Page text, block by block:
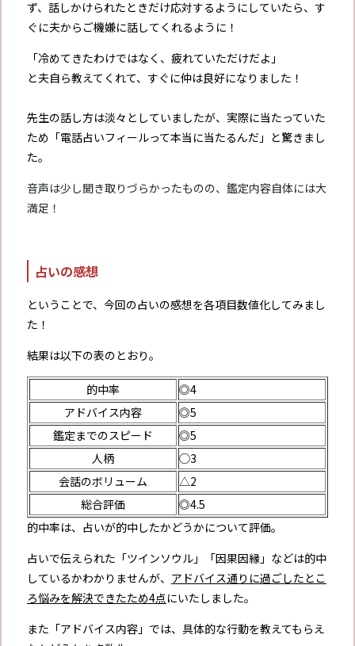
ず、話しかけられたときだけ応対するようにしていたら、す
ぐに夫からご機嫌に話してくれるように！
「冷めてきたわけではなく、疲れていただけだよ」
と夫自ら教えてくれて、すぐに仲は良好になりました！
先生の話し方は淡々としていましたが、実際に当たっていた
ため「電話占いフィールって本当に当たるんだ」と驚きまし
た。
音声は少し聞き取りづらかったものの、鑑定内容自体には大
満足！
占いの感想
ということで、今回の占いの感想を各項目数値化してみまし
た！
結果は以下の表のとおり。
的中率
◎4
アドバイス内容
◎5
鑑定までのスピード
◎5
人柄
◯3
会話のボリューム
△2
総合評価
◎4.5
的中率は、占いが的中したかどうかについて評価。
占いで伝えられた「ツインソウル」「因果因縁」などは的中
しているかわかりませんが、 アドバイス通りに過ごしたとこ
ろ悩みを解決できたため4点にいたしました。
また「アドバイス内容」では、具体的な行動を教えてもらえ